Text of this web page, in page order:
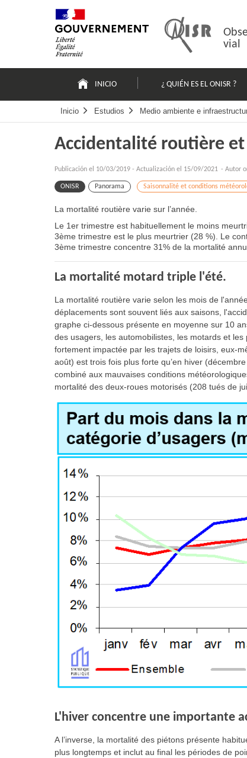
vial
principale
INICIO ¿ QUIÉN ES EL ONISR ?
Inicio Estudios Medio ambiente e
Accidentalité routière
Publicación el 10/03/2019 - Actualización el 15/09/2021 - Autor
ONISR Panorama Saisonnalité et conditions
La mortalité routière varie sur l’année.
Le 1er trimestre est habituellement le moins
3ème trimestre est le plus meurtrier (28 %). Le
3ème trimestre concentre 31% de la mortalité
La mortalité motard triple l'été.
La mortalité routière varie selon les mois de
déplacements sont souvent liés aux saisons,
graphe ci-dessous présente en moyenne sur 10
des usagers, les automobilistes, les motards et
fortement impactée par les trajets de loisirs, eux-
août) est trois fois plus forte qu’en hiver
combiné aux mauvaises conditions
mortalité des deux-roues motorisés (208 tués de
L'hiver concentre une importante
A l’inverse, la mortalité des piétons présente
plus longtemps et inclut au final les périodes de